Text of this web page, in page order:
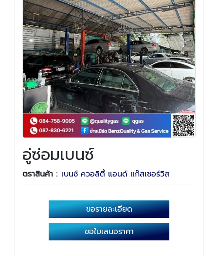
อู่ซ่อมเบนซ์
ตราสินค้า : เบนซ์ ควอลิตี้ แอนด์ แก๊สเซอร์วิส
ขอรายละเอียด
ขอใบเสนอราคา